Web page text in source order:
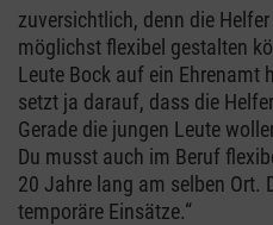
zuversichtlich, denn die
möglichst flexibel gestalten
Leute Bock auf ein Ehrenamt
setzt ja darauf, dass die
Gerade die jungen Leute
Du musst auch im Beruf
20 Jahre lang am selben Ort.
temporäre Einsätze.“